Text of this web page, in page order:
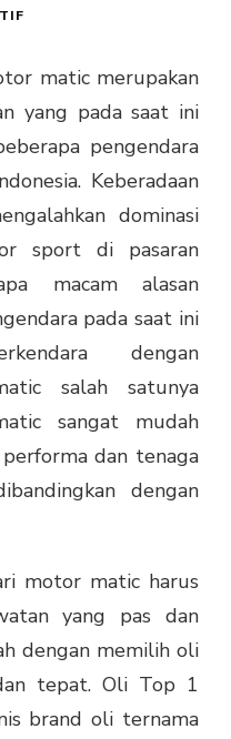
matic merupakan
yang pada saat ini
pengendara
Keberadaan
dominasi
sport di pasaran
macam alasan
pada saat ini
dengan
salah satunya
sangat mudah
dan tenaga
dengan
motor matic harus
yang pas dan
dengan memilih oli
tepat. Oli Top 1
brand oli ternama